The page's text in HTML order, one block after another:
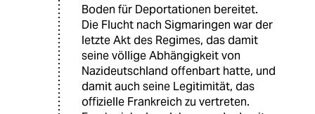
Boden für Deportationen bereitet.
Die Flucht nach Sigmaringen war der
letzte Akt des Regimes, das damit
seine völlige Abhängigkeit von
Nazideutschland offenbart hatte, und
damit auch seine Legitimität, das
offizielle Frankreich zu vertreten.